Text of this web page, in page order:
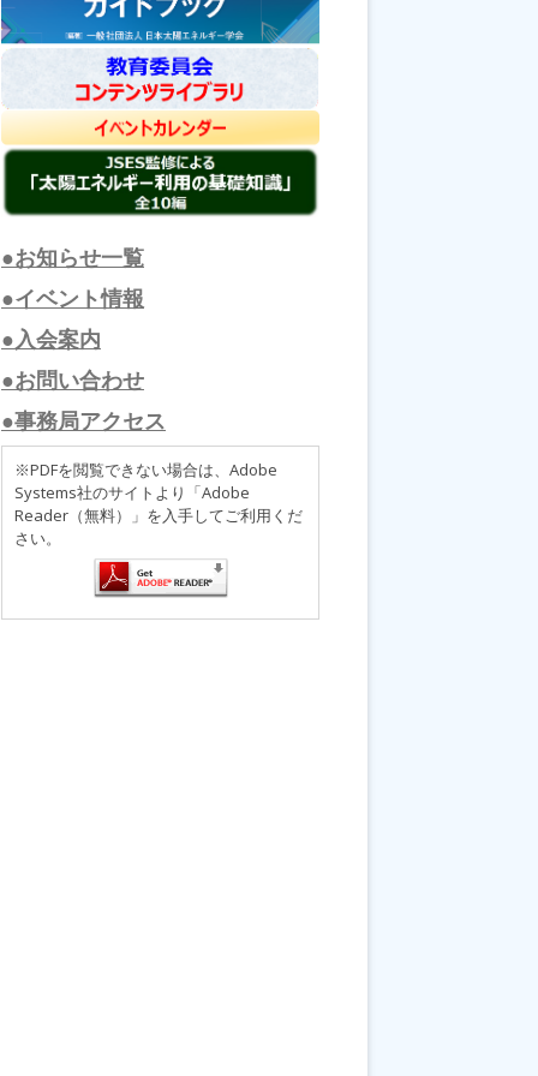
●お知らせ一覧
●イベント情報
●入会案内
●お問い合わせ
●事務局アクセス
※PDFを閲覧できない場合は、Adobe
Systems社のサイトより「Adobe
Reader（無料）」を入手してご利用くだ
さい。